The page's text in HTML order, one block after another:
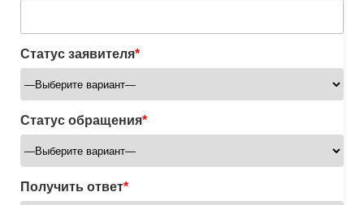
Статус заявителя*
Статус обращения*
Получить ответ*